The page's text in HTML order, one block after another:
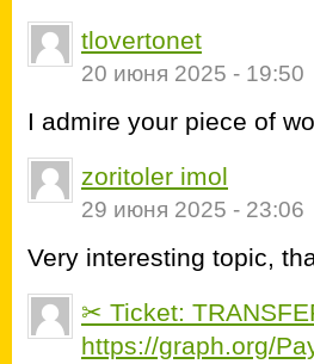
tlovertonet
20 июня 2025 - 19:50
I admire your piece of
zoritoler imol
29 июня 2025 - 23:06
Very interesting topic,
✂ Ticket:
https://graph.org/